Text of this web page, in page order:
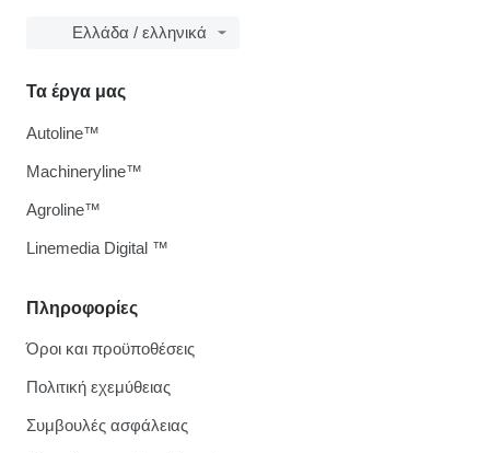
Ελλάδα / ελληνικά
Πληροφορίες
Όροι και προϋποθέσεις
Πολιτική εχεμύθειας
Συμβουλές ασφάλειας
Τα έργα μας
Autoline™
Machineryline™
Agroline™
Linemedia Digital ™